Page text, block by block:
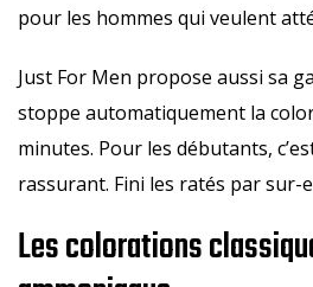
pour les hommes qui veulent
Just For Men propose aussi sa
stoppe automatiquement la
minutes. Pour les débutants,
rassurant. Fini les ratés par sur-
Les colorations